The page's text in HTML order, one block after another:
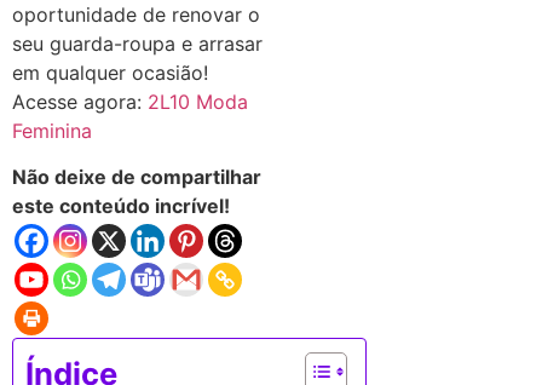
oportunidade de renovar o
seu guarda-roupa e arrasar
em qualquer ocasião!
Acesse agora: 2L10 Moda
Feminina
Não deixe de compartilhar
este conteúdo incrível!
Índice